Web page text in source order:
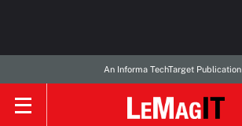
An Informa TechTarget Publication